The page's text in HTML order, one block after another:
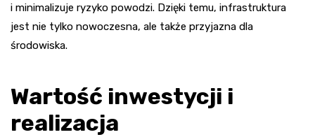
i minimalizuje ryzyko powodzi. Dzięki temu, infrastruktura
jest nie tylko nowoczesna, ale także przyjazna dla
środowiska.
Wartość inwestycji i
realizacja